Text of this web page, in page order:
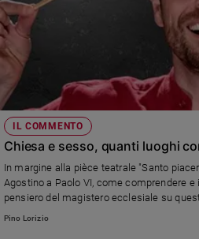
IL COMMENTO
Chiesa e sesso, quanti luoghi
In margine alla pièce teatrale "Santo
Agostino a Paolo VI, come comprendere
pensiero del magistero ecclesiale su
Pino Lorizio